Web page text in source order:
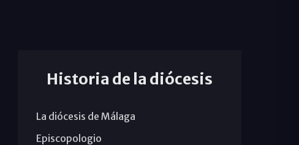
Historia de la diócesis
La diócesis de Málaga
Episcopologio